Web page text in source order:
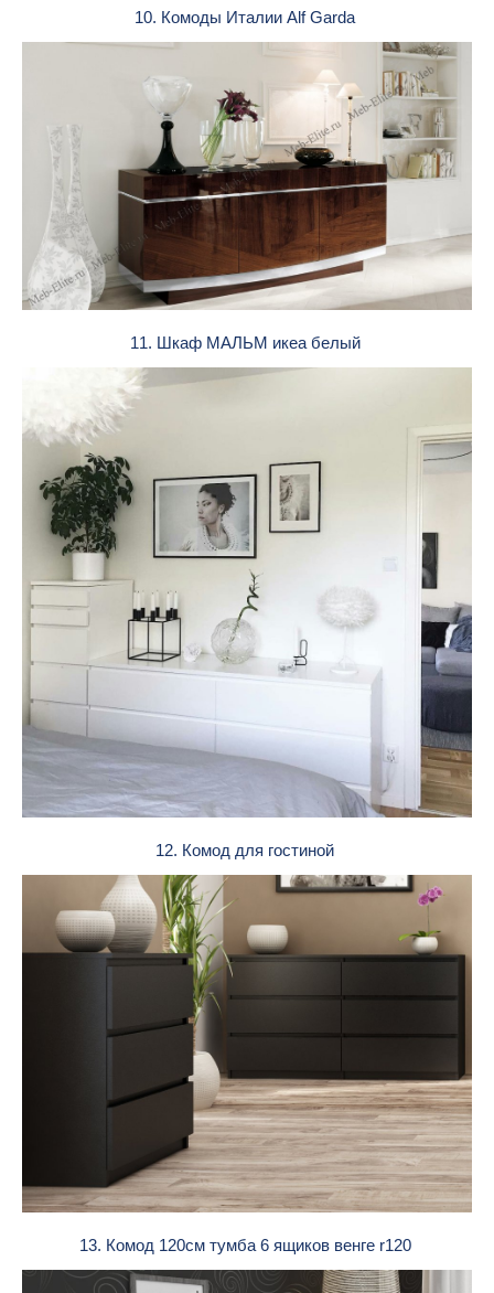
10. Комоды Италии Alf Garda
11. Шкаф МАЛЬМ икеа белый
12. Комод для гостиной
13. Комод 120см тумба 6 ящиков венге r120